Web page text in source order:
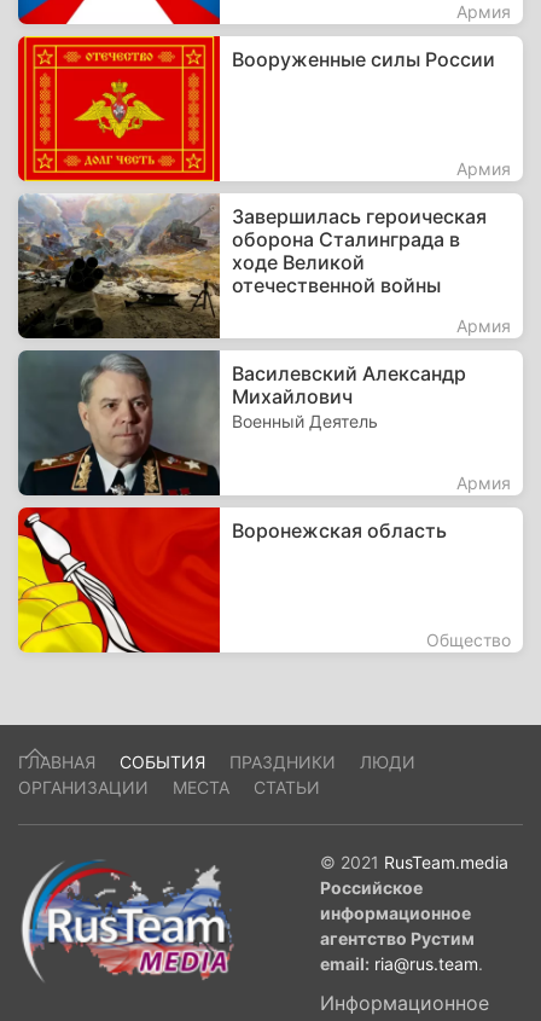
Армия
Вооруженные силы России
Армия
Завершилась героическая
оборона Сталинграда в
ходе Великой
отечественной войны
Армия
Василевский Александр
Михайлович
Военный Деятель
Армия
Воронежская область
Общество
ГЛАВНАЯ СОБЫТИЯ ПРАЗДНИКИ
ЛЮДИ
ОРГАНИЗАЦИИ
МЕСТА СТАТЬИ
© 2021 RusTeam.media
Российское
информационное
агентство Рустим
email: ria@rus.team.
Информационное